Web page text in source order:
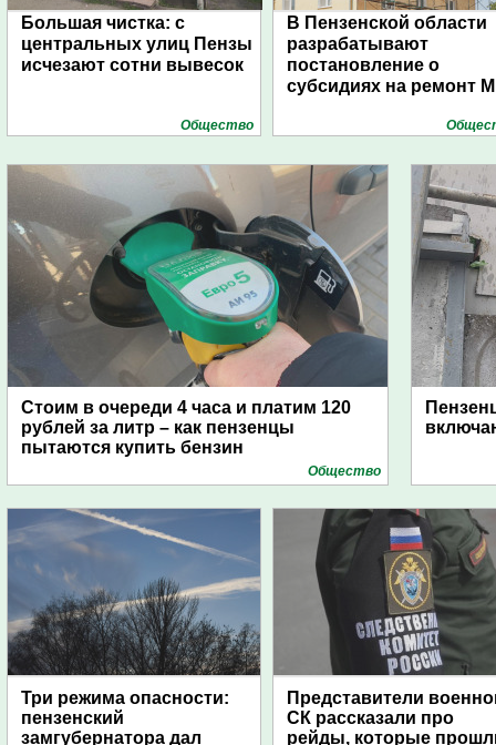
Большая чистка: с
центральных улиц Пензы
исчезают сотни вывесок
Общество
В Пензенской области
разрабатывают
постановление о
субсидиях на ремонт
Стоим в очереди 4 часа и платим 120
рублей за литр – как пензенцы
пытаются купить бензин
Общество
Три режима опасности:
пензенский
замгубернатора дал
Представители
СК рассказали про
рейды, которые